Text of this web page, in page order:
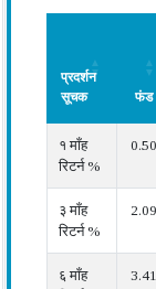
प्रदर्शन
सूचक
फंड
सूचक
१ माँह
रिटर्न %
0.50
३ माँह
रिटर्न %
2.09
६ माँह
3.41